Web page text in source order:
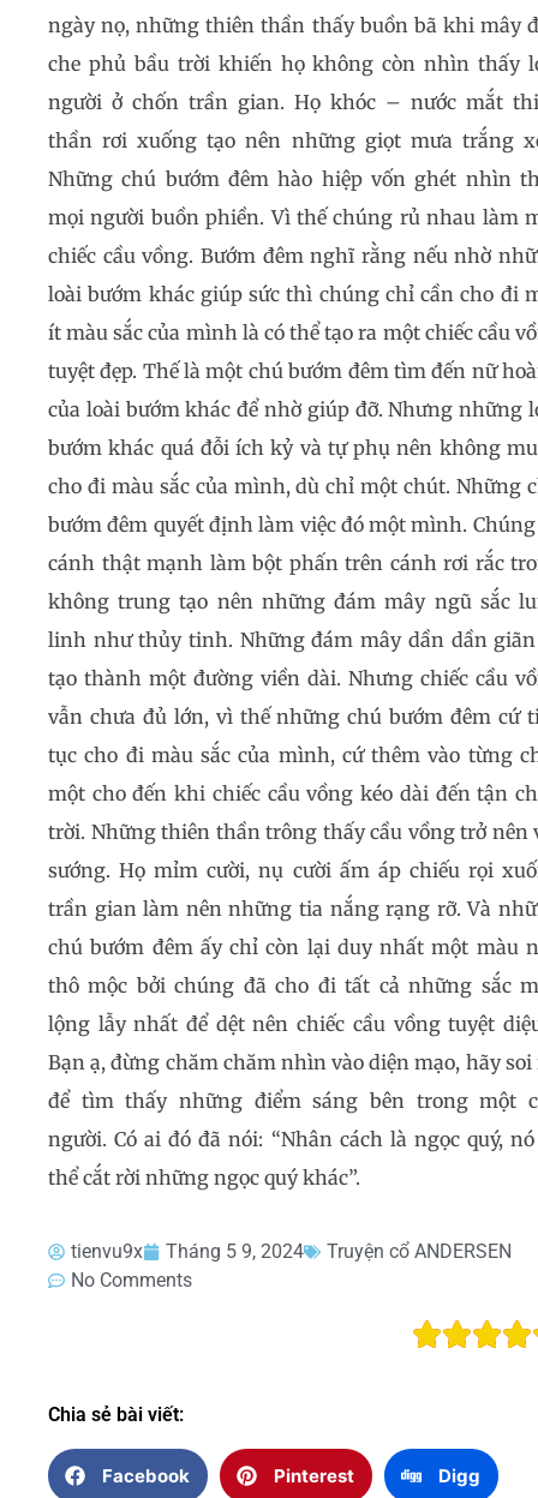
ngày nọ, những thiên thần thấy buồn bã khi mây
che phủ bầu trời khiến họ không còn nhìn thấy
người ở chốn trần gian. Họ khóc – nước mắt
thần rơi xuống tạo nên những giọt mưa trắng
Những chú bướm đêm hào hiệp vốn ghét nhìn
mọi người buồn phiền. Vì thế chúng rủ nhau làm
chiếc cầu vồng. Bướm đêm nghĩ rằng nếu nhờ
loài bướm khác giúp sức thì chúng chỉ cần cho đi
ít màu sắc của mình là có thể tạo ra một chiếc cầu
tuyệt đẹp. Thế là một chú bướm đêm tìm đến nữ
của loài bướm khác để nhờ giúp đỡ. Nhưng những
bướm khác quá đỗi ích kỷ và tự phụ nên không
cho đi màu sắc của mình, dù chỉ một chút. Những
bướm đêm quyết định làm việc đó một mình. Chúng
cánh thật mạnh làm bột phấn trên cánh rơi rắc
không trung tạo nên những đám mây ngũ sắc
linh như thủy tinh. Những đám mây dần dần
tạo thành một đường viền dài. Nhưng chiếc cầu
vẫn chưa đủ lớn, vì thế những chú bướm đêm cứ
tục cho đi màu sắc của mình, cứ thêm vào từng
một cho đến khi chiếc cầu vồng kéo dài đến tận
trời. Những thiên thần trông thấy cầu vồng trở nên
sướng. Họ mỉm cười, nụ cười ấm áp chiếu rọi
trần gian làm nên những tia nắng rạng rỡ. Và
chú bướm đêm ấy chỉ còn lại duy nhất một màu
thô mộc bởi chúng đã cho đi tất cả những sắc
lộng lẫy nhất để dệt nên chiếc cầu vồng tuyệt
Bạn ạ, đừng chăm chăm nhìn vào diện mạo, hãy soi
để tìm thấy những điểm sáng bên trong một
người. Có ai đó đã nói: “Nhân cách là ngọc quý, nó
thể cắt rời những ngọc quý khác”.
tienvu9x Tháng 5 9, 2024
Truyện cổ ANDERSEN
No Comments
Chia sẻ bài viết:
Facebook Pinterest Digg